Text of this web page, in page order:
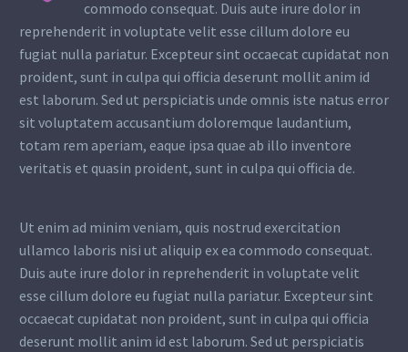
commodo consequat. Duis aute irure dolor in
reprehenderit in voluptate velit esse cillum dolore eu
fugiat nulla pariatur. Excepteur sint occaecat cupidatat non
proident, sunt in culpa qui officia deserunt mollit anim id
est laborum. Sed ut perspiciatis unde omnis iste natus error
sit voluptatem accusantium doloremque laudantium,
totam rem aperiam, eaque ipsa quae ab illo inventore
veritatis et quasin proident, sunt in culpa qui officia de.
Ut enim ad minim veniam, quis nostrud exercitation
ullamco laboris nisi ut aliquip ex ea commodo consequat.
Duis aute irure dolor in reprehenderit in voluptate velit
esse cillum dolore eu fugiat nulla pariatur. Excepteur sint
occaecat cupidatat non proident, sunt in culpa qui officia
deserunt mollit anim id est laborum. Sed ut perspiciatis